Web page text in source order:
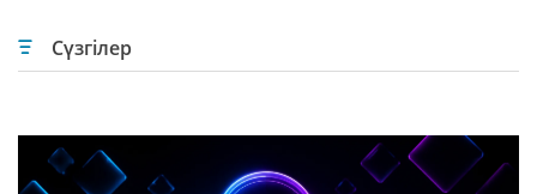
Сүзгілер